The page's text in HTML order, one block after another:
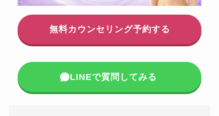
無料カウンセリング予約する
LINEで質問してみる